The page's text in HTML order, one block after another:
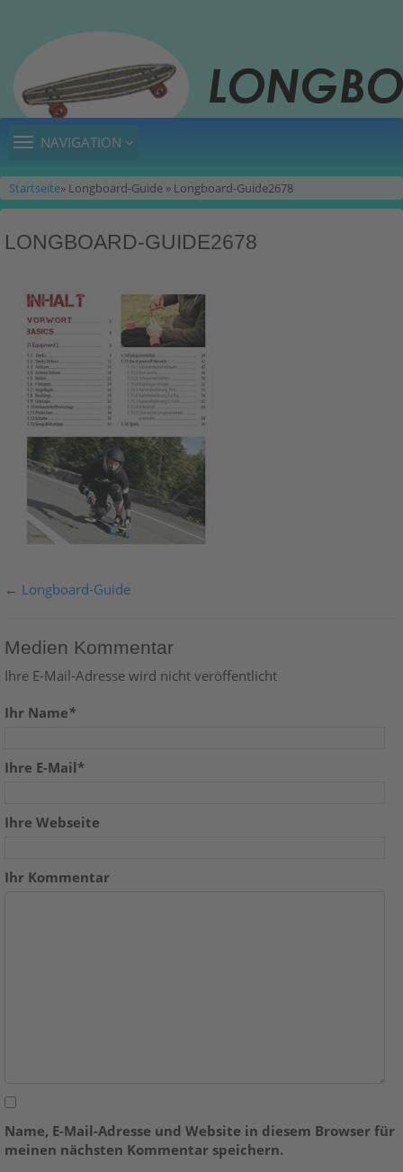
TOGGLE
NAVIGATION
Startseite» Longboard-Guide » Longboard-Guide2678
LONGBOARD-GUIDE2678
← Longboard-Guide
Medien Kommentar
Ihre E-Mail-Adresse wird nicht veröffentlicht
Ihr Name*
Ihre E-Mail*
Ihre Webseite
Ihr Kommentar
Name, E-Mail-Adresse und Website in diesem Browser für
meinen nächsten Kommentar speichern.